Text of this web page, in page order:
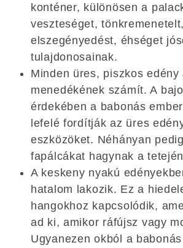
konténer, különösen a
veszteséget, tönkremenetelt,
elszegényedést, éhséget
tulajdonosainak.
Minden üres, piszkos
menedékének számít. A
érdekében a babonás
lefelé fordítják az üres
eszközöket. Néhányan
fapálcákat hagynak a
A keskeny nyakú
hatalom lakozik. Ez a
hangokhoz kapcsolódik,
ad ki, amikor ráfújsz vagy
Ugyanezen okból a